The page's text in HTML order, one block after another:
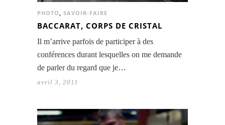
PHOTO SAVOIR-FAIRE
BACCARAT, CORPS DE CRISTAL
Il m’arrive parfois de participer à des
conférences durant lesquelles on me demande
de parler du regard que je…
avril 3, 2011